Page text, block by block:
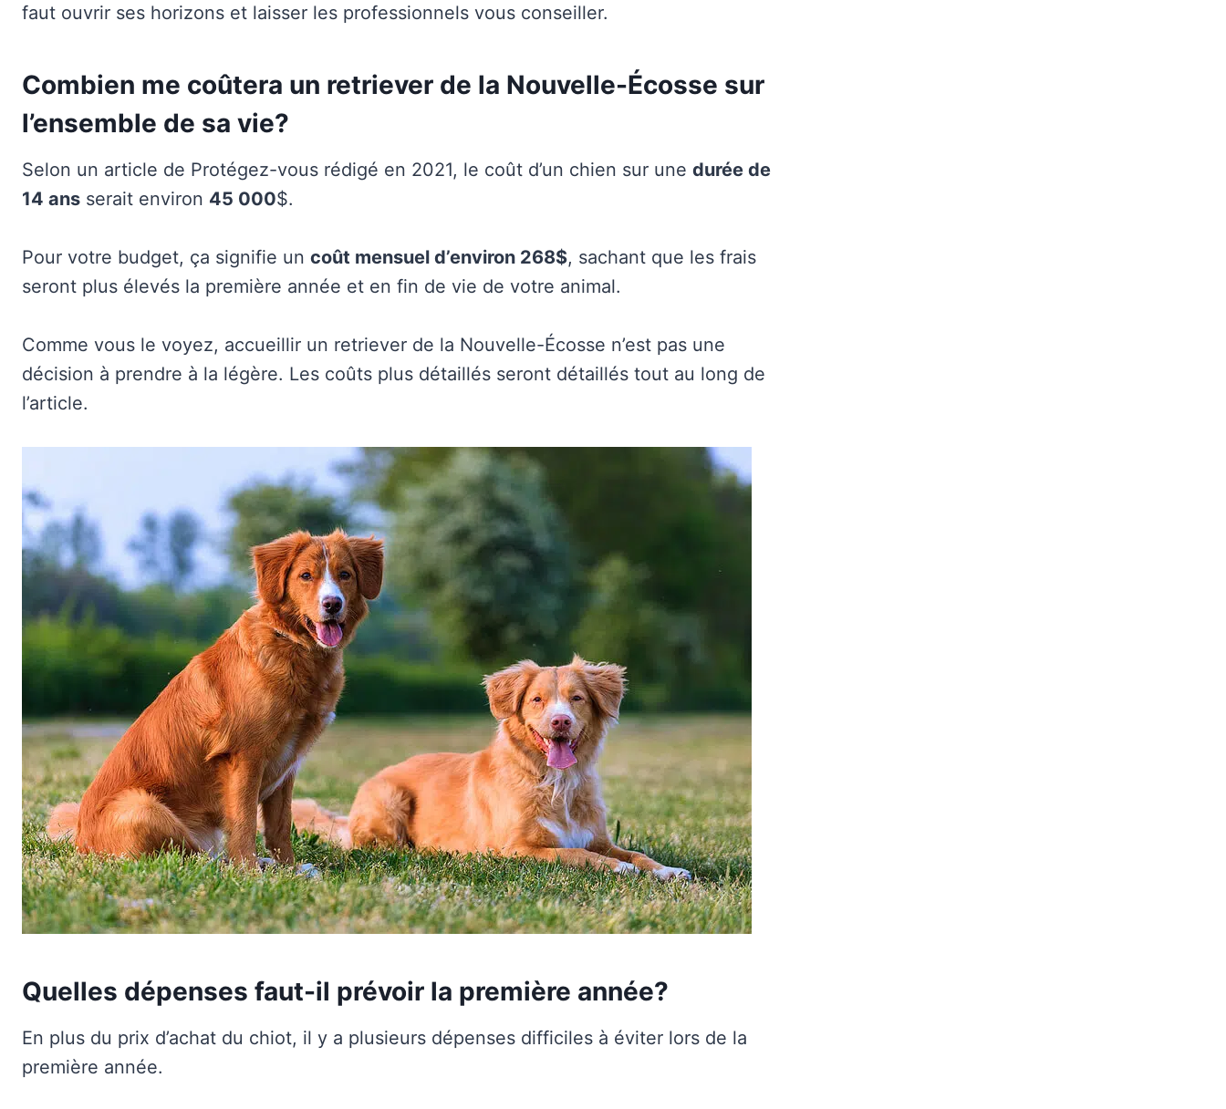
faut ouvrir ses horizons et laisser les professionnels vous conseiller.
Combien me coûtera un retriever de la Nouvelle-Écosse sur
l’ensemble de sa vie?
Selon un article de Protégez-vous rédigé en 2021, le coût d’un chien sur une durée de
14 ans serait environ 45 000$.
Pour votre budget, ça signifie un coût mensuel d’environ 268$, sachant que les frais
seront plus élevés la première année et en fin de vie de votre animal.
Comme vous le voyez, accueillir un retriever de la Nouvelle-Écosse n’est pas une
décision à prendre à la légère. Les coûts plus détaillés seront détaillés tout au long de
l’article.
Quelles dépenses faut-il prévoir la première année?
En plus du prix d’achat du chiot, il y a plusieurs dépenses difficiles à éviter lors de la
première année.